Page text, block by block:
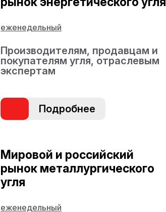
еженедельный
Производителям, продавцам и
покупателям угля, отраслевым
экспертам
Подробнее
Мировой и российский
рынок металлургического
угля
еженедельный